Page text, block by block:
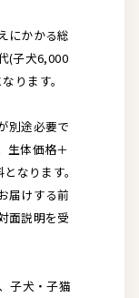
にかかる総
(子犬6,000
ります。
別途必要で
生体価格＋
なります。
届けする前
面説明を受
子犬・子猫